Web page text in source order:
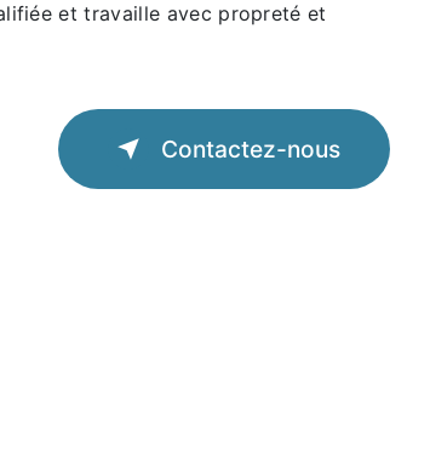
et travaille avec propreté et
Contactez-nous